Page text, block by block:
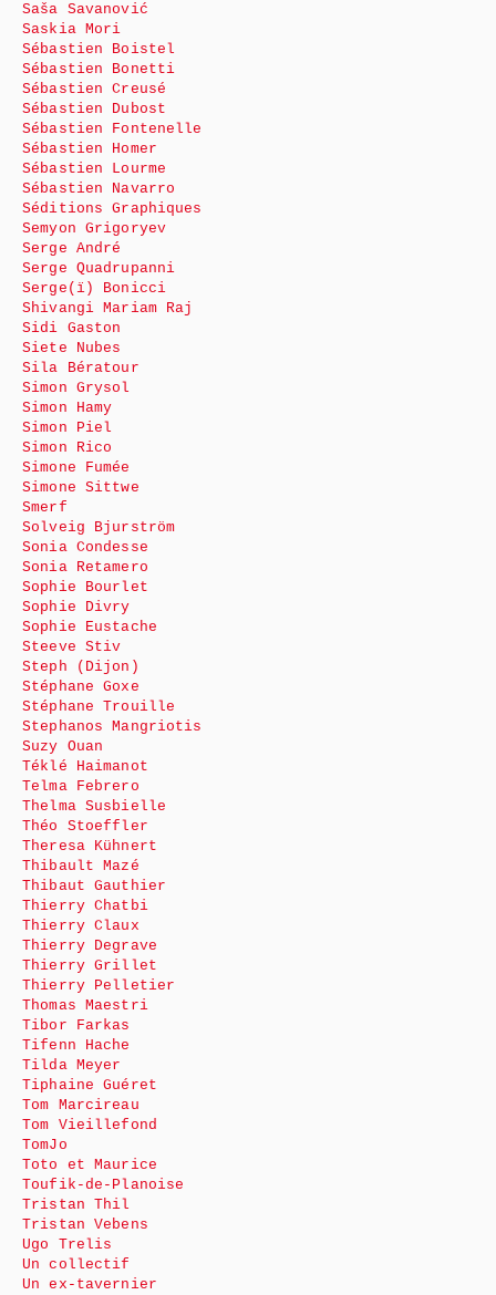
Saša Savanović
Saskia Mori
Sébastien Boistel
Sébastien Bonetti
Sébastien Creusé
Sébastien Dubost
Sébastien Fontenelle
Sébastien Homer
Sébastien Lourme
Sébastien Navarro
Séditions Graphiques
Semyon Grigoryev
Serge André
Serge Quadrupanni
Serge(ï) Bonicci
Shivangi Mariam Raj
Sidi Gaston
Siete Nubes
Sila Bératour
Simon Grysol
Simon Hamy
Simon Piel
Simon Rico
Simone Fumée
Simone Sittwe
Smerf
Solveig Bjurström
Sonia Condesse
Sonia Retamero
Sophie Bourlet
Sophie Divry
Sophie Eustache
Steeve Stiv
Steph (Dijon)
Stéphane Goxe
Stéphane Trouille
Stephanos Mangriotis
Suzy Ouan
Téklé Haimanot
Telma Febrero
Thelma Susbielle
Théo Stoeffler
Theresa Kühnert
Thibault Mazé
Thibaut Gauthier
Thierry Chatbi
Thierry Claux
Thierry Degrave
Thierry Grillet
Thierry Pelletier
Thomas Maestri
Tibor Farkas
Tifenn Hache
Tilda Meyer
Tiphaine Guéret
Tom Marcireau
Tom Vieillefond
TomJo
Toto et Maurice
Toufik-de-Planoise
Tristan Thil
Tristan Vebens
Ugo Trelis
Un collectif
Un ex-tavernier